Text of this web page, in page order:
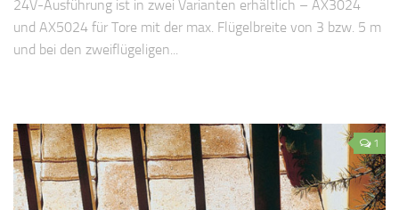
24V-Ausführung ist in zwei Varianten erhältlich – AX3024
und AX5024 für Tore mit der max. Flügelbreite von 3 bzw. 5 m
und bei den zweiflügeligen...
1